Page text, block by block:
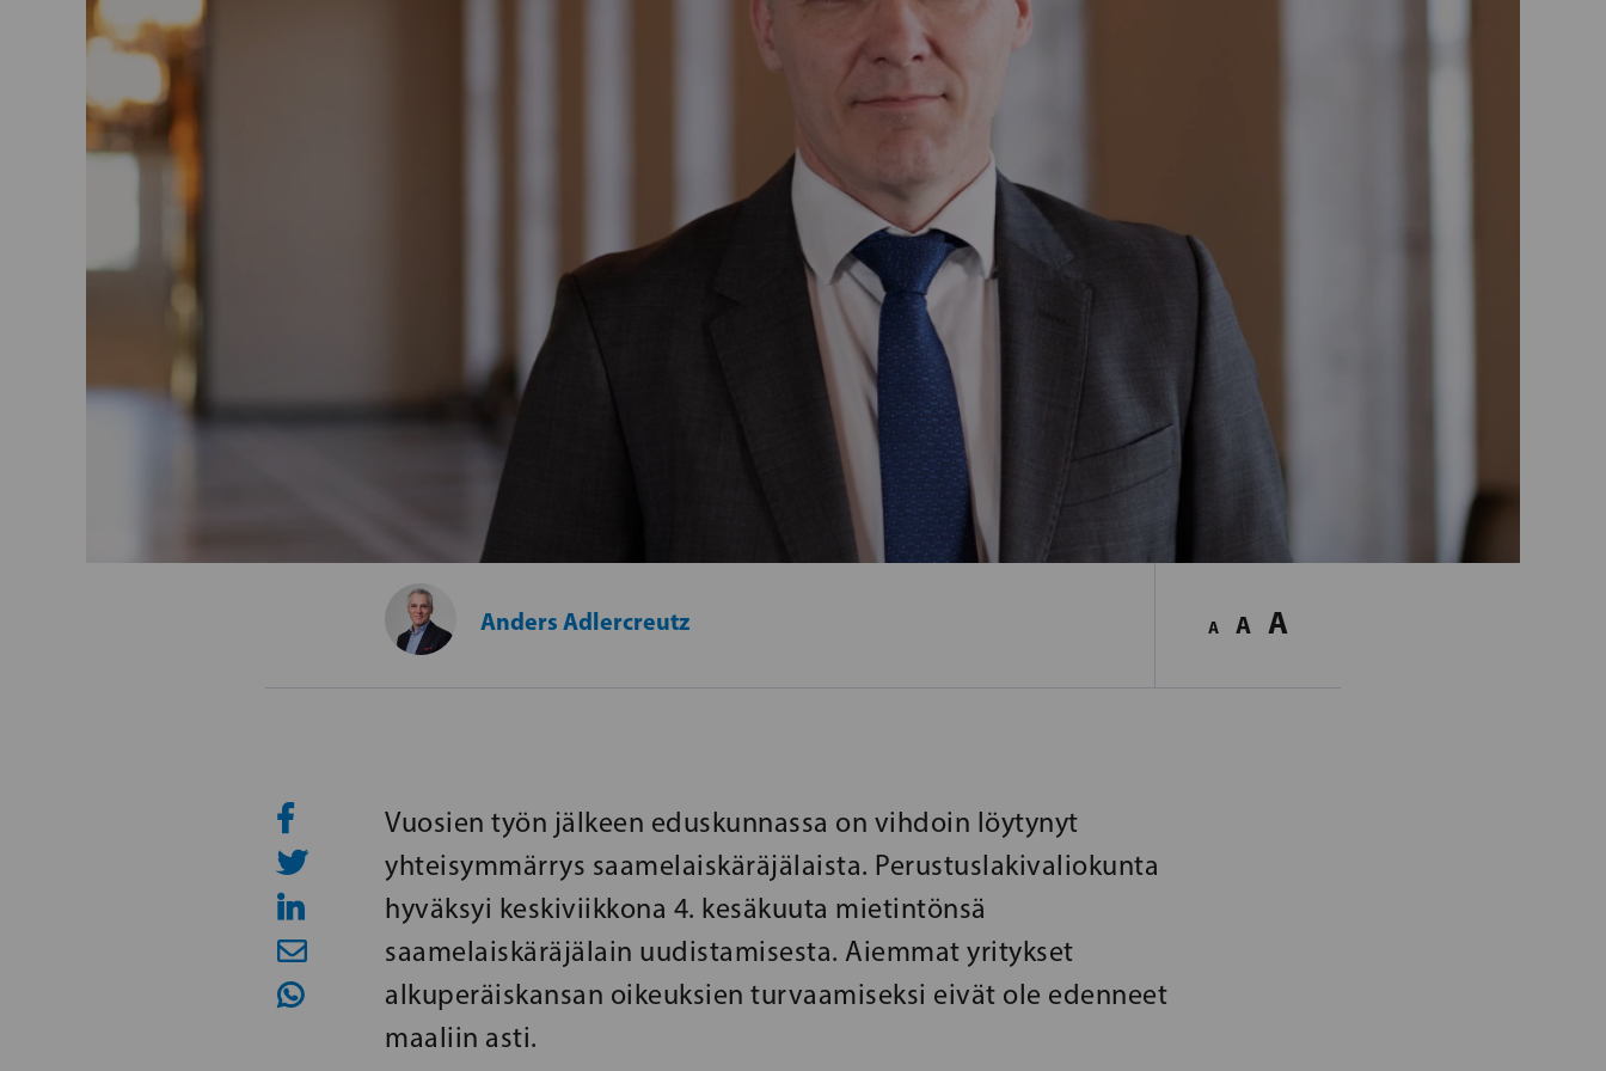
Anders Adlercreutz A A A
Vuosien työn jälkeen eduskunnassa on vihdoin löytynyt
yhteisymmärrys saamelaiskäräjälaista. Perustuslakivaliokunta
hyväksyi keskiviikkona 4. kesäkuuta mietintönsä
saamelaiskäräjälain uudistamisesta. Aiemmat yritykset
alkuperäiskansan oikeuksien turvaamiseksi eivät ole edenneet
maaliin asti.